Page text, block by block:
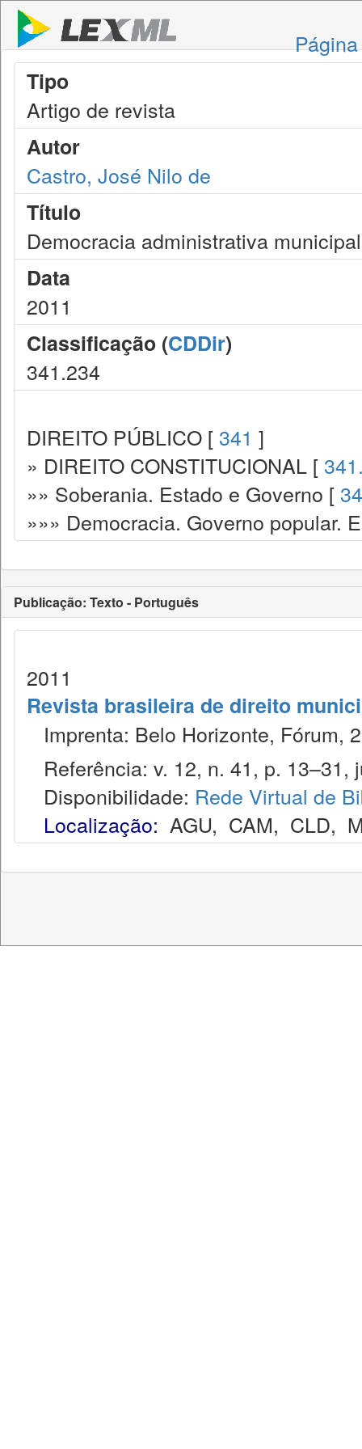
Tipo
Artigo de revista
Autor
Castro, José Nilo de
Título
Democracia administrativa municipal
Data
2011
Classificação (CDDir)
341.234
DIREITO PÚBLICO [ 341 ]
» DIREITO CONSTITUCIONAL [
»» Soberania. Estado e Governo [
»»» Democracia. Governo popular.
Publicação: Texto - Português
2011
Revista brasileira de direito
Imprenta: Belo Horizonte, Fórum,
Referência: v. 12, n. 41, p. 13–31,
Disponibilidade: Rede Virtual de
Localização: AGU, CAM, CLD,